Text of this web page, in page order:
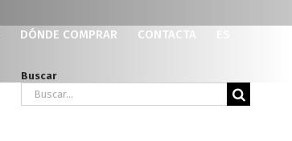
DÓNDE COMPRAR CONTACTA
Buscar
Buscar: